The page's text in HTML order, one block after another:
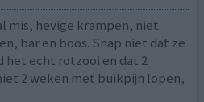
mis, hevige krampen, niet
bar en boos. Snap niet dat ze
het echt rotzooi en dat 2
2 weken met buikpijn lopen,